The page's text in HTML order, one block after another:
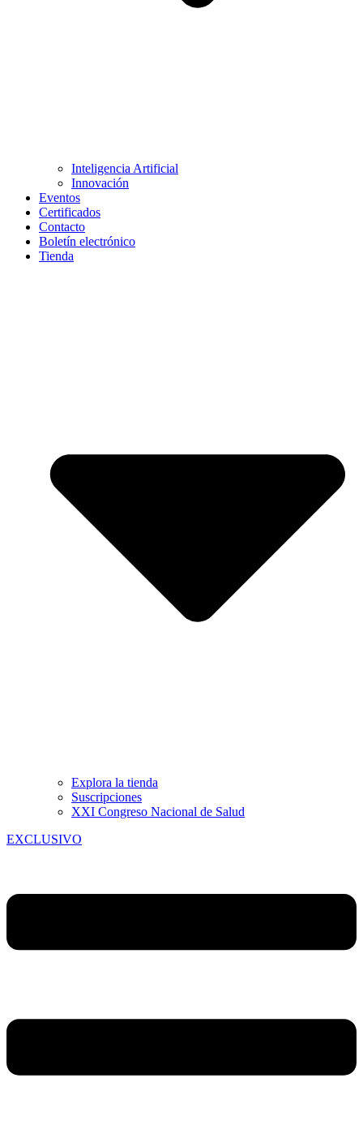
Inteligencia Artificial
Innovación
Eventos
Certificados
Contacto
Boletín electrónico
Tienda
Explora la tienda
Suscripciones
XXI Congreso Nacional de Salud
EXCLUSIVO